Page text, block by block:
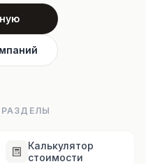
Калькулятор
стоимости